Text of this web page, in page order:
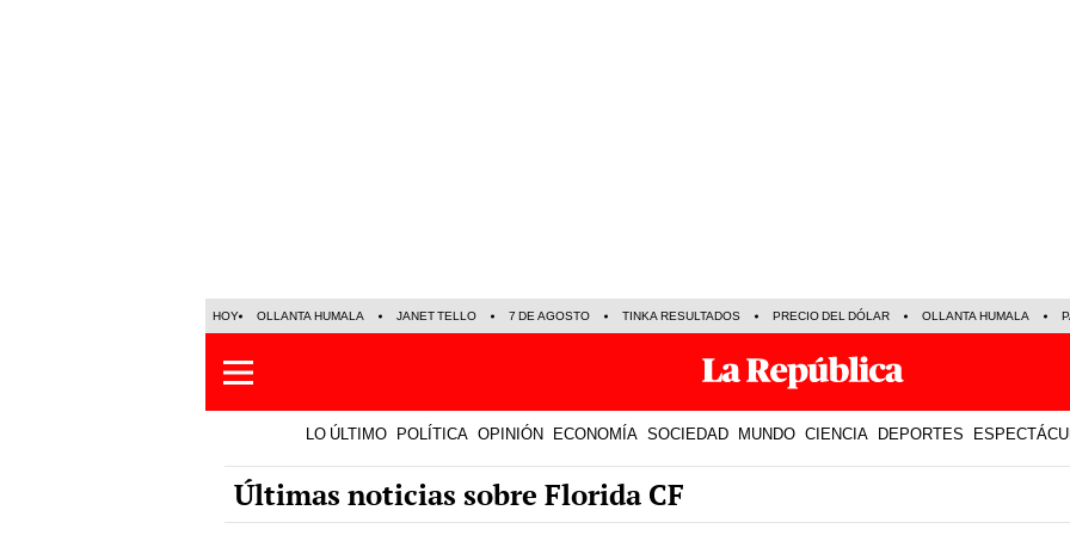
HOY OLLANTA HUMALA JANET TELLO 7 DE AGOSTO TINKA RESULTADOS PRECIO DEL DÓLAR OLLANTA HUMALA
LO ÚLTIMO POLÍTICA OPINIÓN ECONOMÍA SOCIEDAD MUNDO CIENCIA DEPORTES
Últimas noticias sobre Florida CF